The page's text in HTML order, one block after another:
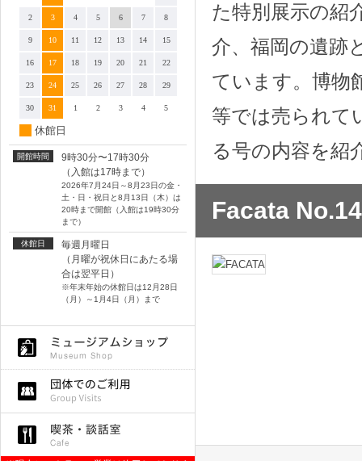
た特別展示の紹
介、福岡の遺跡
ています。博物
等では売られて
る号の内容を紹
Facata
2 3 4 5 6 7 8
9 10 11 12 13 14 15
16 17 18 19 20 21 22
23 24 25 26 27 28 29
30 31 1 2 3 4 5
休館日
開館時間
9時30分〜17時30分
（入館は17時まで）
2026年7月24日～8月23日の金・
土・日・祝日と8月13日（木）は
20時まで開館（入館は19時30分
まで）
休館日
毎週月曜日
（月曜が祝休日にあたる場
合は翌平日）
※年末年始の休館日は12月28日
（月）～1月4日（月）まで